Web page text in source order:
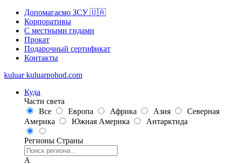
Допомагаємо ЗСУ 🇺🇦
Корпоративы
С местными гидами
Прокат
Подарочный сертификат
Контакты
kuluar kuluarpohod.com
Куда
Части света
Все
Европа Африка Азия
Северная
Америка
Южная Америка Антарктида
Регионы Страны
А